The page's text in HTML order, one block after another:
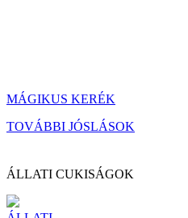
MÁGIKUS KERÉK
TOVÁBBI JÓSLÁSOK
ÁLLATI CUKISÁGOK